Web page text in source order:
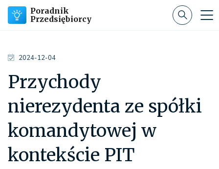
Poradnik
Przedsiębiorcy
2024-12-04
Przychody
nierezydenta ze spółki
komandytowej w
kontekście PIT